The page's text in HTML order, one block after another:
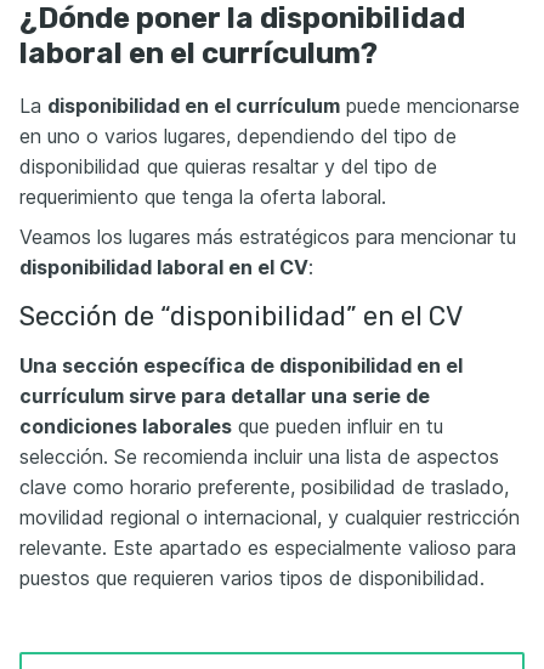
¿Dónde poner la disponibilidad
laboral en el currículum?
La disponibilidad en el currículum puede mencionarse
en uno o varios lugares, dependiendo del tipo de
disponibilidad que quieras resaltar y del tipo de
requerimiento que tenga la oferta laboral.
Veamos los lugares más estratégicos para mencionar tu
disponibilidad laboral en el CV:
Sección de “disponibilidad” en el CV
Una sección específica de disponibilidad en el
currículum sirve para detallar una serie de
condiciones laborales que pueden influir en tu
selección. Se recomienda incluir una lista de aspectos
clave como horario preferente, posibilidad de traslado,
movilidad regional o internacional, y cualquier restricción
relevante. Este apartado es especialmente valioso para
puestos que requieren varios tipos de disponibilidad.